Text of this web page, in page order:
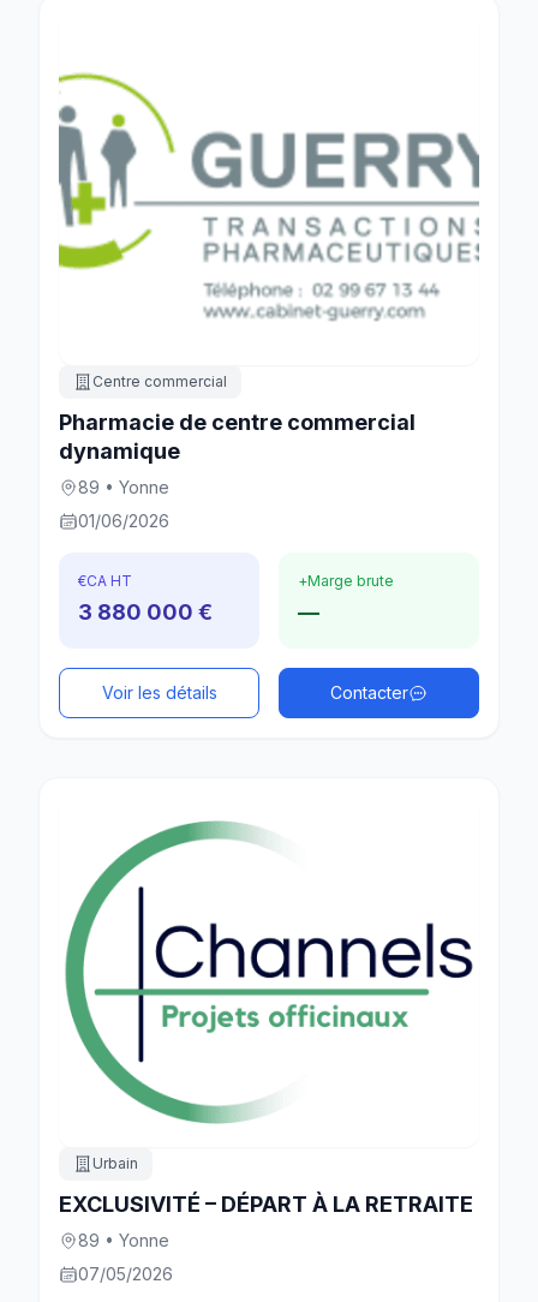
Centre commercial
Pharmacie de centre commercial
dynamique
89 • Yonne
01/06/2026
€CA HT
3 880 000 €
+Marge brute
—
Voir les détails Contacter
Urbain
EXCLUSIVITÉ – DÉPART À LA RETRAITE
89 • Yonne
07/05/2026